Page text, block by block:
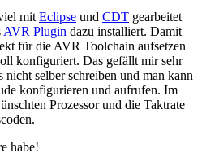
mitEclipse und CDT gearbeitet
AVR Plugin dazu installiert. Damit
für die AVR Toolchain aufsetzen
konfiguriert. Das gefällt mir sehr
nicht selber schreiben und man kann
konfigurieren und aufrufen. Im
Prozessor und die Taktrate
habe!